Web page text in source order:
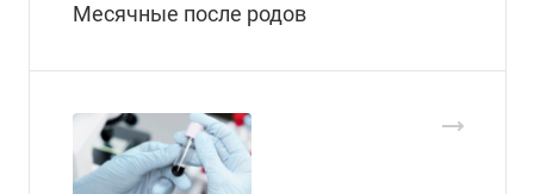
Месячные после родов